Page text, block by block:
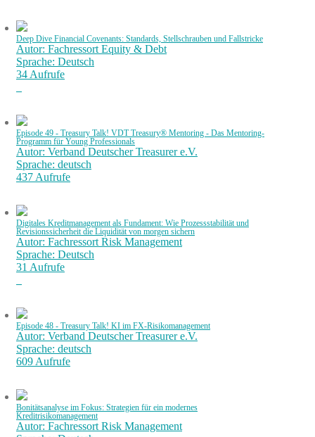
Deep Dive Financial Covenants: Standards, Stellschrauben und Fallstricke
Autor: Fachressort Equity & Debt
Sprache: Deutsch
34 Aufrufe
Episode 49 - Treasury Talk! VDT Treasury® Mentoring - Das Mentoring-
Programm für Young Professionals
Autor: Verband Deutscher Treasurer e.V.
Sprache: deutsch
437 Aufrufe
Digitales Kreditmanagement als Fundament: Wie Prozessstabilität und
Revisionssicherheit die Liquidität von morgen sichern
Autor: Fachressort Risk Management
Sprache: Deutsch
31 Aufrufe
Episode 48 - Treasury Talk! KI im FX-Risikomanagement
Autor: Verband Deutscher Treasurer e.V.
Sprache: deutsch
609 Aufrufe
Bonitätsanalyse im Fokus: Strategien für ein modernes
Kreditrisikomanagement
Autor: Fachressort Risk Management